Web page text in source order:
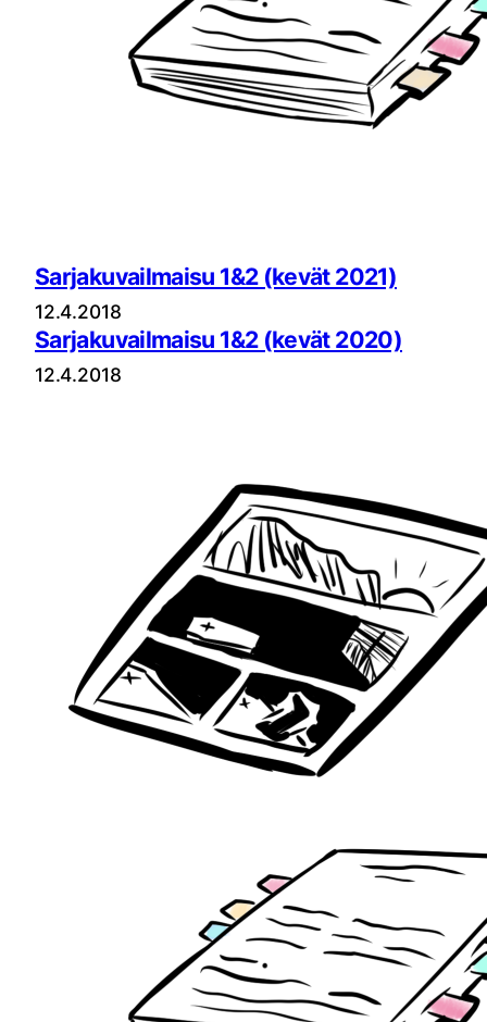
Sarjakuvailmaisu 1&2 (kevät 2021)
12.4.2018
Sarjakuvailmaisu 1&2 (kevät 2020)
12.4.2018